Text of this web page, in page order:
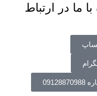
ما در ارتباط